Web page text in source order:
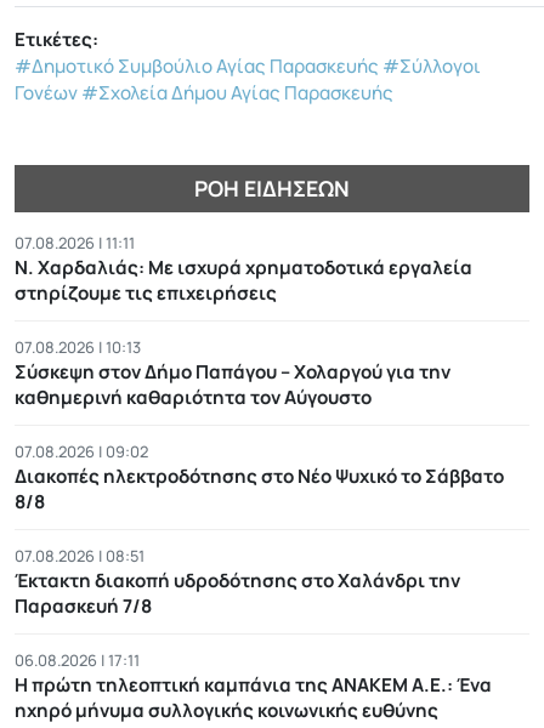
Ετικέτες:
#Δημοτικό Συμβούλιο Αγίας Παρασκευής #Σύλλογοι
Γονέων#Σχολεία Δήμου Αγίας Παρασκευής
ΡΟΉ ΕΙΔΉΣΕΩΝ
07.08.2026 | 11:11
Ν. Χαρδαλιάς: Με ισχυρά χρηματοδοτικά εργαλεία
στηρίζουμε τις επιχειρήσεις
07.08.2026 | 10:13
Σύσκεψη στον Δήμο Παπάγου – Χολαργού για την
καθημερινή καθαριότητα τον Αύγουστο
07.08.2026 | 09:02
Διακοπές ηλεκτροδότησης στο Νέο Ψυχικό το Σάββατο
8/8
07.08.2026 | 08:51
Έκτακτη διακοπή υδροδότησης στο Χαλάνδρι την
Παρασκευή 7/8
06.08.2026 | 17:11
Η πρώτη τηλεοπτική καμπάνια της ΑΝΑΚΕΜ Α.Ε.: Ένα
ηχηρό μήνυμα συλλογικής κοινωνικής ευθύνης